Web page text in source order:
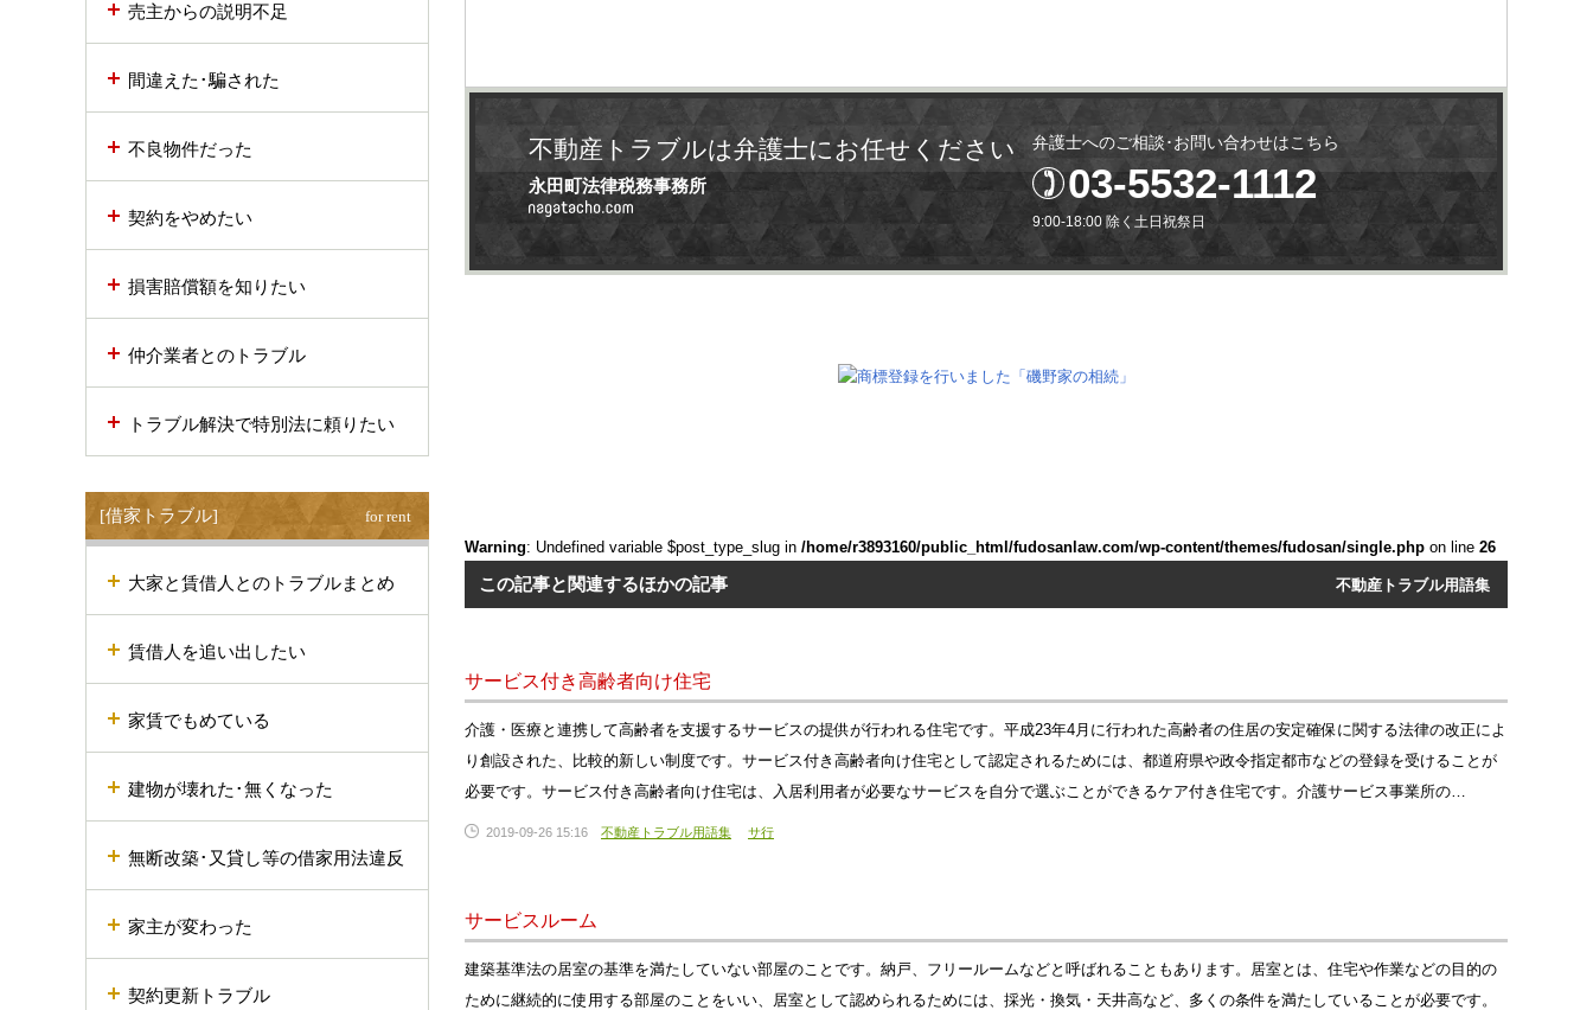
不動産トラブルは弁護士にお任せください
永田町法律税務事務所
弁護士へのご相談･お問い合わせはこちら
03-5532-1112
9:00-18:00 除く土日祝祭日
Warning: Undefined variable $post_type_slug in /home/r3893160/public_html/fudosanlaw.com/wp-content/themes/fudosan/single.php on line 26
この記事と関連するほかの記事 不動産トラブル用語集
サービス付き高齢者向け住宅
介護・医療と連携して高齢者を支援するサービスの提供が行われる住宅です。平成23年4月に行われた高齢者の住居の安定確保に関する法律の改正によ
り創設された、比較的新しい制度です。サービス付き高齢者向け住宅として認定されるためには、都道府県や政令指定都市などの登録を受けることが
必要です。サービス付き高齢者向け住宅は、入居利用者が必要なサービスを自分で選ぶことができるケア付き住宅です。介護サービス事業所の…
2019-09-26 15:16 不動産トラブル用語集 サ行
サービスルーム
建築基準法の居室の基準を満たしていない部屋のことです。納戸、フリールームなどと呼ばれることもあります。居室とは、住宅や作業などの目的の
ために継続的に使用する部屋のことをいい、居室として認められるためには、採光・換気・天井高など、多くの条件を満たしていることが必要です。
売主からの説明不足
間違えた･騙された
不良物件だった
契約をやめたい
損害賠償額を知りたい
仲介業者とのトラブル
トラブル解決で特別法に頼りたい
[借家トラブル] for rent
大家と賃借人とのトラブルまとめ
賃借人を追い出したい
家賃でもめている
建物が壊れた･無くなった
無断改築･又貸し等の借家用法違反
家主が変わった
契約更新トラブル